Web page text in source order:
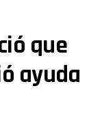
que
ayuda